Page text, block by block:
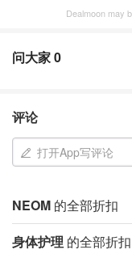
Dealmoon may
问大家0
评论
打开App写评论
NEOM 的全部折扣
身体护理 的全部折扣